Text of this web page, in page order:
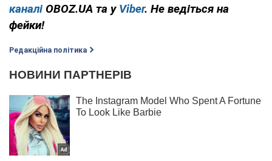
каналі OBOZ.UA та у Viber. Не ведіться на
фейки!
Редакційна політика